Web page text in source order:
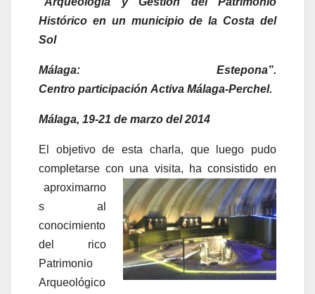
Histórico en un municipio de la Costa del
Sol
Málaga: Estepona”.
Centro participación Activa Málaga-Perchel.
Málaga, 19-21 de marzo del 2014
El objetivo de esta charla, que luego pudo
completarse con una visita, ha consistido en
aproximarno
s al
conocimiento
del rico
Patrimonio
Arqueológico